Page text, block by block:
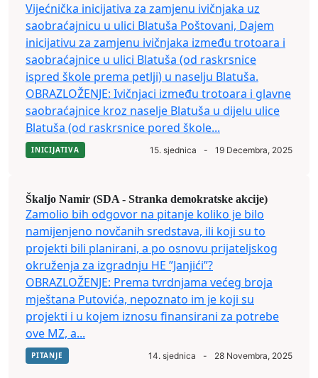
Vijećnička inicijativa za zamjenu ivičnjaka uz
saobraćajnicu u ulici Blatuša Poštovani, Dajem
inicijativu za zamjenu ivičnjaka između trotoara i
saobraćajnice u ulici Blatuša (od raskrsnice
ispred škole prema petlji) u naselju Blatuša.
OBRAZLOŽENJE: Ivičnjaci između trotoara i glavne
saobraćajnice kroz naselje Blatuša u dijelu ulice
Blatuša (od raskrsnice pored škole...
INICIJATIVA 15. sjednica - 19 Decembra, 2025
Škaljo Namir (SDA - Stranka demokratske akcije)
Zamolio bih odgovor na pitanje koliko je bilo
namijenjeno novčanih sredstava, ili koji su to
projekti bili planirani, a po osnovu prijateljskog
okruženja za izgradnju HE ”Janjići”?
OBRAZLOŽENJE: Prema tvrdnjama većeg broja
mještana Putovića, nepoznato im je koji su
projekti i u kojem iznosu finansirani za potrebe
ove MZ, a...
PITANJE 14. sjednica - 28 Novembra, 2025